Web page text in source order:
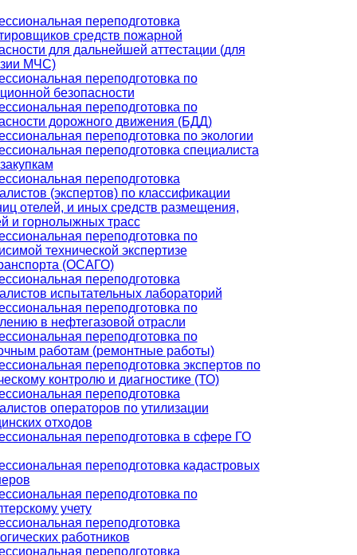
переподготовка
средств пожарной
для дальнейшей аттестации (для
МЧС)
переподготовка по
безопасности
переподготовка по
дорожного движения (БДД)
переподготовка по экологии
переподготовка специалиста
переподготовка
(экспертов) по классификации
отелей, и иных средств размещения,
и горнолыжных трасс
переподготовка по
технической экспертизе
(ОСАГО)
переподготовка
испытательных лабораторий
переподготовка по
в нефтегазовой отрасли
переподготовка по
работам (ремонтные работы)
переподготовка экспертов по
контролю и диагностике (ТО)
переподготовка
операторов по утилизации
отходов
переподготовка в сфере ГО
переподготовка кадастровых
переподготовка по
учету
переподготовка
работников
переподготовка